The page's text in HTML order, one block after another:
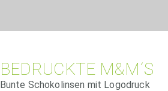
BEDRUCKTE M&M´S
Bunte Schokolinsen mit Logodruck